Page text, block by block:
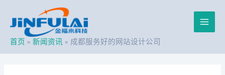
Main
首页 新闻资讯 成都服务好的网站设计公司
索：